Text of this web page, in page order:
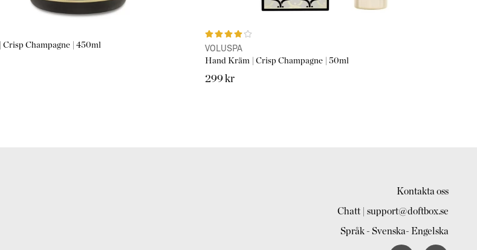
Champagne | 450ml VOLUSPA
Hand Kräm | Crisp Champagne | 50ml
299 kr
Kontakta oss
Chatt | support@doftbox.se
Språk - Svenska- Engelska